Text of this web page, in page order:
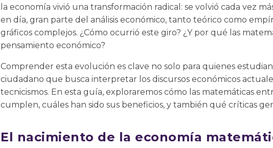
la economía vivió una transformación radical: se volvió cada vez
en día, gran parte del análisis económico, tanto teórico como
gráficos complejos. ¿Cómo ocurrió este giro? ¿Y por qué las
pensamiento económico?
Comprender esta evolución es clave no solo para quienes
ciudadano que busca interpretar los discursos económicos
tecnicismos. En esta guía, exploraremos cómo las matemáticas
cumplen, cuáles han sido sus beneficios, y también qué críticas
El nacimiento de la economía